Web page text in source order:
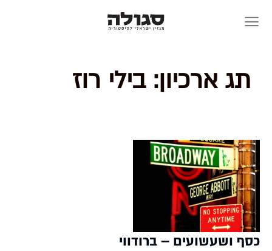
תג ארכיון:בילי רוז
כסף ושעשועים – ברודווי